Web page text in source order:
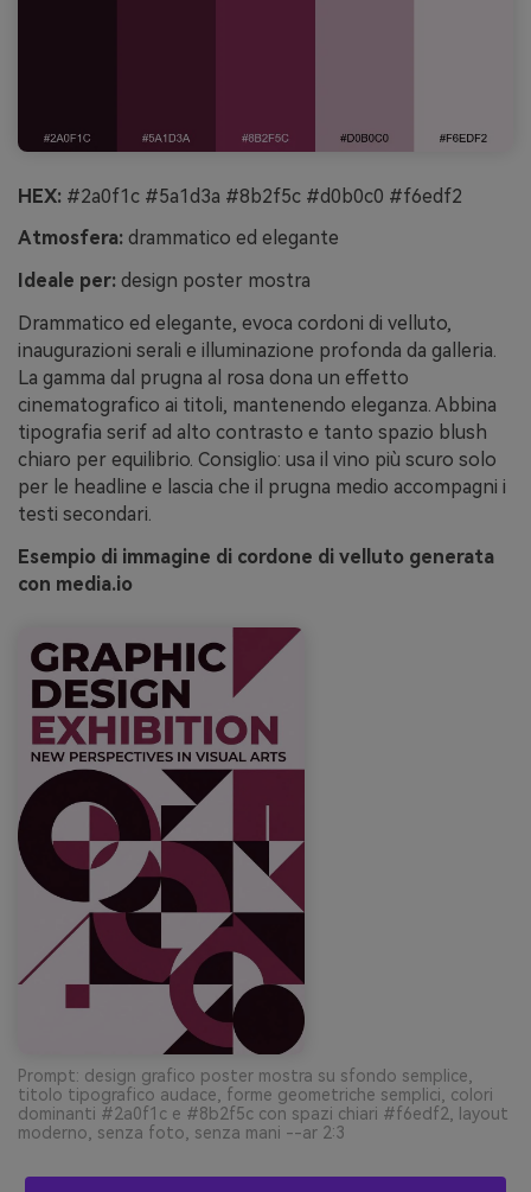
HEX: #2a0f1c #5a1d3a #8b2f5c #d0b0c0 #f6edf2
Atmosfera: drammatico ed elegante
Ideale per: design poster mostra
Drammatico ed elegante, evoca cordoni di velluto,
inaugurazioni serali e illuminazione profonda da galleria.
La gamma dal prugna al rosa dona un effetto
cinematografico ai titoli, mantenendo eleganza. Abbina
tipografia serif ad alto contrasto e tanto spazio blush
chiaro per equilibrio. Consiglio: usa il vino più scuro solo
per le headline e lascia che il prugna medio accompagni i
testi secondari.
Esempio di immagine di cordone di velluto generata
con media.io
Prompt: design grafico poster mostra su sfondo semplice,
titolo tipografico audace, forme geometriche semplici, colori
dominanti #2a0f1c e #8b2f5c con spazi chiari #f6edf2, layout
moderno, senza foto, senza mani --ar 2:3